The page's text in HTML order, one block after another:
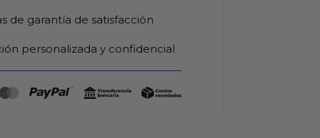
de garantía de satisfacción
personalizada y confidencial